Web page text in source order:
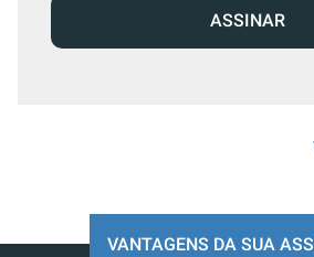
ASSINAR
VANTAGENS DA SUA